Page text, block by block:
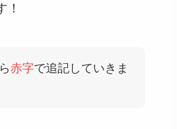
！
赤字で追記していきま